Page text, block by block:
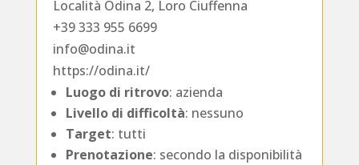
Località Odina 2, Loro Ciuffenna
+39 333 955 6699
info@odina.it
https://odina.it/
Luogo di ritrovo: azienda
Livello di difficoltà: nessuno
Target: tutti
Prenotazione: secondo la disponibilità